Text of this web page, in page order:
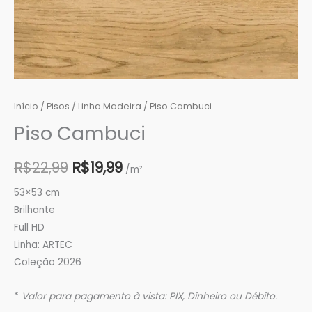
Início / Pisos / Linha Madeira / Piso Cambuci
Piso Cambuci
R$22,99 R$19,99 /m²
53×53 cm
Brilhante
Full HD
Linha: ARTEC
Coleção 2026
* Valor para pagamento à vista: PIX, Dinheiro ou Débito.